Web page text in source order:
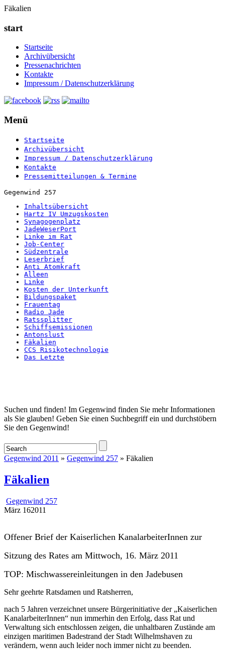
Fäkalien
start
Startseite
Archivübersicht
Pressenachrichten
Kontakte
Impressum / Datenschutzerklärung
Menü
Startseite
Archivübersicht
Impressum / Datenschutzerklärung
Kontakte
Pressemitteilungen & Termine
Gegenwind 257
Inhaltsübersicht
Hartz IV Umzugskosten
Synagogenplatz
JadeWeserPort
Linke im Rat
Job-Center
Südzentrale
Leserbrief
Anti Atomkraft
Alleen
Linke
Kosten der Unterkunft
Bildungspaket
Frauentag
Radio Jade
Ratssplitter
Schiffsemissionen
Antonslust
Fäkalien
CCS Risikotechnologie
Das Letzte
Startseite
Suchen und finden! Im Gegenwind finden Sie mehr Informationen
als Sie glauben! Geben Sie einen Suchbegriff ein und durchstöbern
Sie den Gegenwind!
Gegenwind 2011 » Gegenwind 257 » Fäkalien
Fäkalien
Gegenwind 257
März 162011
Offener Brief der Kaiserlichen KanalarbeiterInnen zur
Sitzung des Rates am Mittwoch, 16. März 2011
TOP: Mischwassereinleitungen in den Jadebusen
Sehr geehrte Ratsdamen und Ratsherren,
nach 5 Jahren verzeichnet unsere Bürgerinitiative der „Kaiserlichen
KanalarbeiterInnen“ nun immerhin den Erfolg, dass Rat und
Verwaltung sich entschlossen zeigen, die unhaltbaren Zustände am
einzigen maritimen Badestrand der Stadt Wilhelmshaven zu
verändern, wenn auch leider noch immer nicht zu beenden.